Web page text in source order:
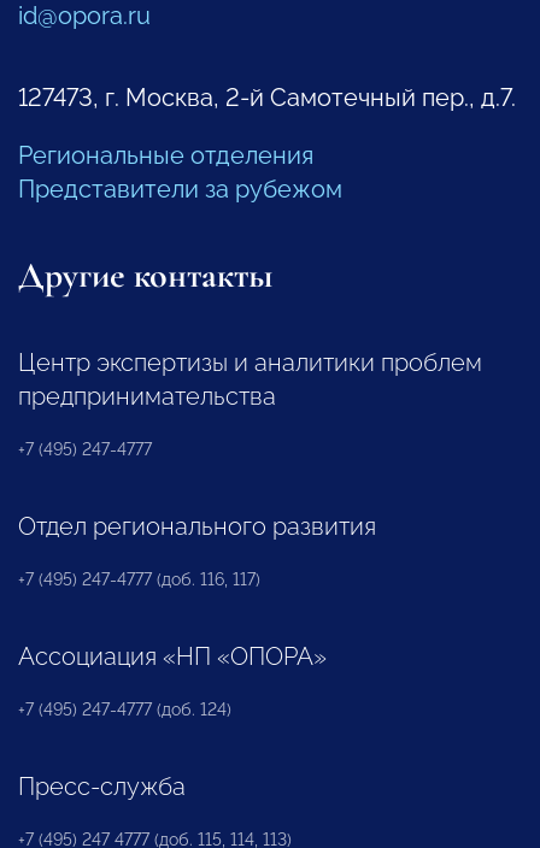
id@opora.ru
127473, г. Москва, 2-й Самотечный пер., д.7.
Региональные отделения
Представители за рубежом
Другие контакты
Центр экспертизы и аналитики проблем
предпринимательства
+7 (495) 247-4777
Отдел регионального развития
+7 (495) 247-4777 (доб. 116, 117)
Ассоциация «НП «ОПОРА»
+7 (495) 247-4777 (доб. 124)
Пресс-служба
+7 (495) 247 4777 (доб. 115, 114, 113)